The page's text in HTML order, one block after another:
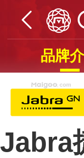
品牌
Jabra